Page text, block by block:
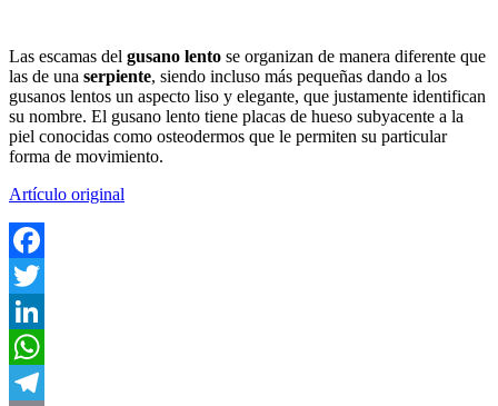
Las escamas del gusano lento se organizan de manera diferente que
las de una serpiente, siendo incluso más pequeñas dando a los
gusanos lentos un aspecto liso y elegante, que justamente identifican
su nombre. El gusano lento tiene placas de hueso subyacente a la
piel conocidas como osteodermos que le permiten su particular
forma de movimiento.
Artículo original
Facebook
Twitter
LinkedIn
WhatsApp